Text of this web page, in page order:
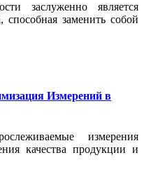
заслуженно является
заменить собой
Измерений в
измерения
качества продукции и